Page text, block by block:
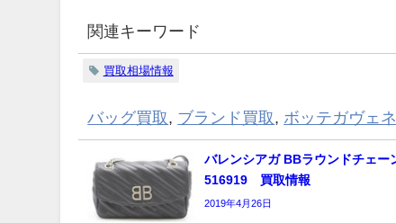
関連キーワード
買取相場情報
バッグ買取, ブランド買取, ボッテガヴェ
バレンシアガ BBラウンドチェー
516919 買取情報
2019年4月26日